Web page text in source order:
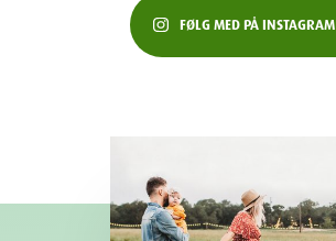
FØLG MED PÅ INSTAGRAM